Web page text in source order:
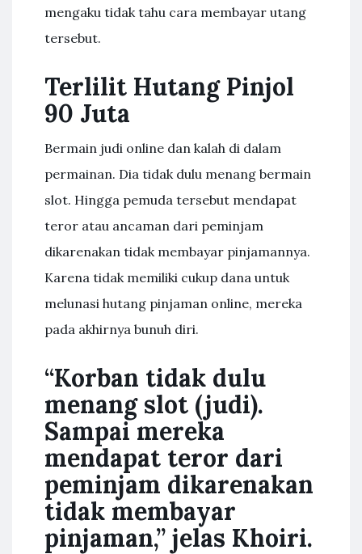
mengaku tidak tahu cara membayar utang
tersebut.
Terlilit Hutang Pinjol
90 Juta
Bermain judi online dan kalah di dalam
permainan. Dia tidak dulu menang bermain
slot. Hingga pemuda tersebut mendapat
teror atau ancaman dari peminjam
dikarenakan tidak membayar pinjamannya.
Karena tidak memiliki cukup dana untuk
melunasi hutang pinjaman online, mereka
pada akhirnya bunuh diri.
“Korban tidak dulu
menang slot (judi).
Sampai mereka
mendapat teror dari
peminjam dikarenakan
tidak membayar
pinjaman,” jelas Khoiri.